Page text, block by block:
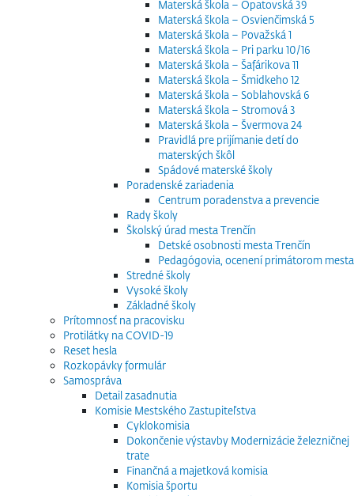
Materská škola – Opatovská 39
Materská škola – Osvienčimská 5
Materská škola – Považská 1
Materská škola – Pri parku 10/16
Materská škola – Šafárikova 11
Materská škola – Šmidkeho 12
Materská škola – Soblahovská 6
Materská škola – Stromová 3
Materská škola – Švermova 24
Pravidlá pre prijímanie detí do
materských škôl
Spádové materské školy
Poradenské zariadenia
Centrum poradenstva a prevencie
Rady školy
Školský úrad mesta Trenčín
Detské osobnosti mesta Trenčín
Pedagógovia, ocenení primátorom mesta
Stredné školy
Vysoké školy
Základné školy
Prítomnosť na pracovisku
Protilátky na COVID-19
Reset hesla
Rozkopávky formulár
Samospráva
Detail zasadnutia
Komisie Mestského Zastupiteľstva
Cyklokomisia
Dokončenie výstavby Modernizácie železničnej
trate
Finančná a majetková komisia
Komisia športu